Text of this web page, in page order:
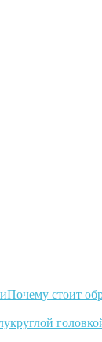
Почему стоит